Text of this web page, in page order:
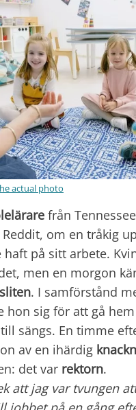
actual photo
från
Reddit, om en tråkig
haft på sitt arbete.
men en morgon
. I samförstånd
hon sig för att gå
sängs. En timme
av en ihärdig
det var rektorn.
att jag var tvungen